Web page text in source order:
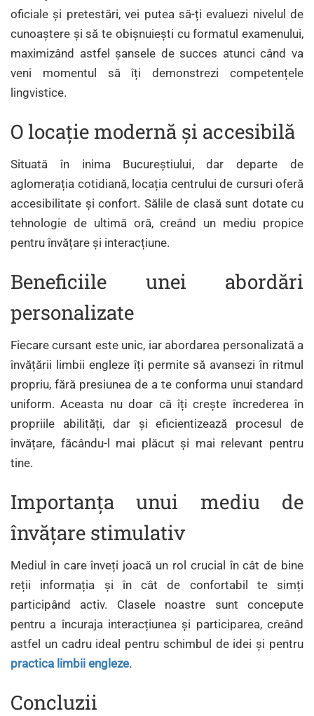
oficiale și pretestări, vei putea să-ți evaluezi nivelul de
cunoaștere și să te obișnuiești cu formatul examenului,
maximizând astfel șansele de succes atunci când va
veni momentul să îți demonstrezi competențele
lingvistice.
O locație modernă și accesibilă
Situată în inima Bucureștiului, dar departe de
aglomerația cotidiană, locația centrului de cursuri oferă
accesibilitate și confort. Sălile de clasă sunt dotate cu
tehnologie de ultimă oră, creând un mediu propice
pentru învățare și interacțiune.
Beneficiile unei abordări
personalizate
Fiecare cursant este unic, iar abordarea personalizată a
învățării limbii engleze îți permite să avansezi în ritmul
propriu, fără presiunea de a te conforma unui standard
uniform. Aceasta nu doar că îți crește încrederea în
propriile abilități, dar și eficientizează procesul de
învățare, făcându-l mai plăcut și mai relevant pentru
tine.
Importanța unui mediu de
învățare stimulativ
Mediul în care înveți joacă un rol crucial în cât de bine
reții informația și în cât de confortabil te simți
participând activ. Clasele noastre sunt concepute
pentru a încuraja interacțiunea și participarea, creând
astfel un cadru ideal pentru schimbul de idei și pentru
practica limbii engleze.
Concluzii